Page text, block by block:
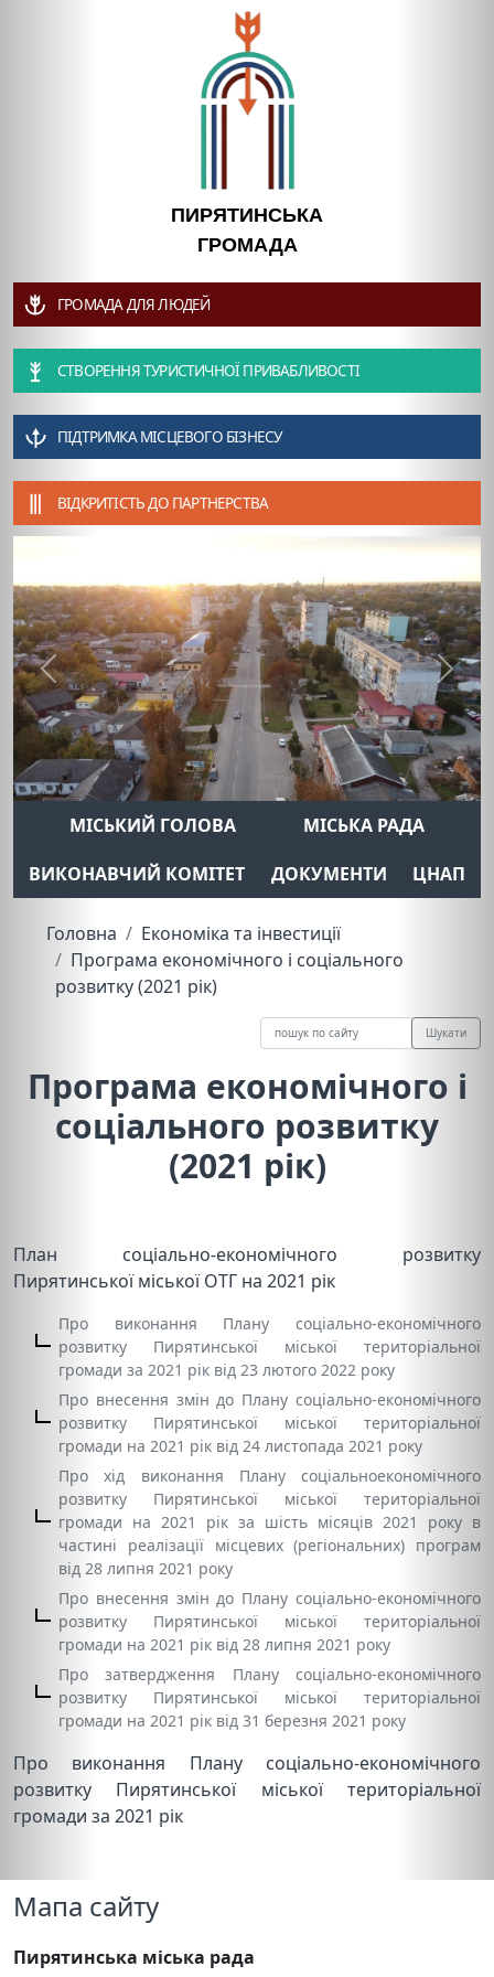
ПИРЯТИНСЬКА
ГРОМАДА
ГРОМАДА ДЛЯ ЛЮДЕЙ
СТВОРЕННЯ ТУРИСТИЧНОЇ ПРИВАБЛИВОСТІ
ПІДТРИМКА МІСЦЕВОГО БІЗНЕСУ
ВІДКРИТІСТЬ ДО ПАРТНЕРСТВА
Previous Next
МІСЬКИЙ ГОЛОВА
МІСЬКА РАДА
ВИКОНАВЧИЙ КОМІТЕТ
ДОКУМЕНТИ ЦНАП
Головна
Економіка та інвестиції
Програма економічного і соціального
розвитку (2021 рік)
Шукати
Програма економічного і
соціального розвитку
(2021 рік)
План соціально-економічного розвитку
Пирятинської міської ОТГ на 2021 рік
Про виконання Плану соціально-економічного
розвитку Пирятинської міської територіальної
громади за 2021 рік від 23 лютого 2022 року
Про внесення змін до Плану соціально-економічного
розвитку Пирятинської міської територіальної
громади на 2021 рік від 24 листопада 2021 року
Про хід виконання Плану соціальноекономічного
розвитку Пирятинської міської територіальної
громади на 2021 рік за шість місяців 2021 року в
частині реалізації місцевих (регіональних) програм
від 28 липня 2021 року
Про внесення змін до Плану соціально-економічного
розвитку Пирятинської міської територіальної
громади на 2021 рік від 28 липня 2021 року
Про затвердження Плану соціально-економічного
розвитку Пирятинської міської територіальної
громади на 2021 рік від 31 березня 2021 року
Про виконання Плану соціально-економічного
розвитку Пирятинської міської територіальної
громади за 2021 рік
Мапа сайту
Пирятинська міська рада